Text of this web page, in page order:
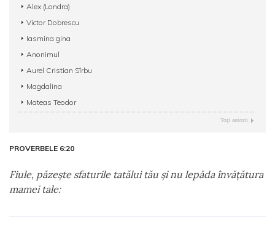
Alex (Londra)
Victor Dobrescu
Iasmina gina
Anonimul
Aurel Cristian Sîrbu
Magdalina
Mateas Teodor
Toţi autorii
PROVERBELE 6:20
Fiule, păzeşte sfaturile tatălui tău şi nu lepăda învăţătura
mamei tale: